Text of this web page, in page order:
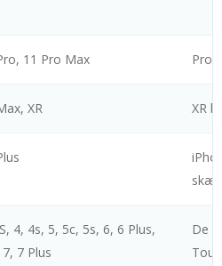
11 Pro Max Pro-
XR XR
4, 4s, 5, 5c, 5s, 6, 6 Plus,
7 Plus
De